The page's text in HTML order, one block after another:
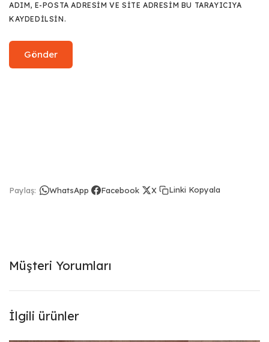
ADIM, E-POSTA ADRESIM VE SITE ADRESIM BU TARAYICIYA
KAYDEDILSIN.
Paylaş: WhatsApp Facebook X Linki Kopyala
Müşteri Yorumları
İlgili ürünler